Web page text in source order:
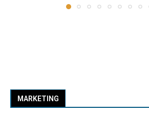
MARKETING